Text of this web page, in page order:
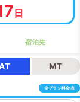
日
宿泊先
MT
全プラン料金表